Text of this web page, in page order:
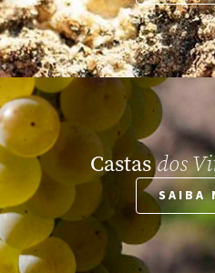
Castasdos
SAIBA